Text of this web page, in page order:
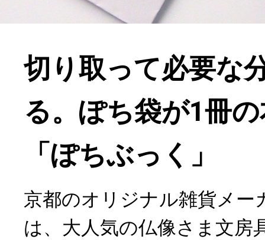
切り取って必要な
る。ぽち袋が1冊
「ぽちぶっく」
京都のオリジナル雑貨メー
は、大人気の仏像さま文房